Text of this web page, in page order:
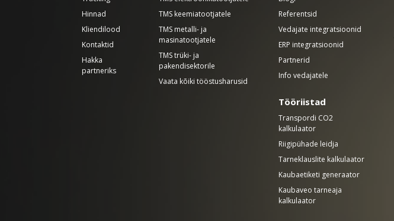
Hinnad
Kliendilood
Kontaktid
Hakka
partneriks
TMS keemiatootjatele
TMS metalli- ja
masinatootjatele
TMS trüki- ja
pakendisektorile
Vaata kõiki tööstusharusid
Referentsid
Vedajate integratsioonid
ERP integratsioonid
Partnerid
Info vedajatele
Tööriistad
Transpordi CO2
kalkulaator
Riigipühade leidja
Tarneklauslite kalkulaator
Kaubaetiketi generaator
Kaubaveo tarneaja
kalkulaator